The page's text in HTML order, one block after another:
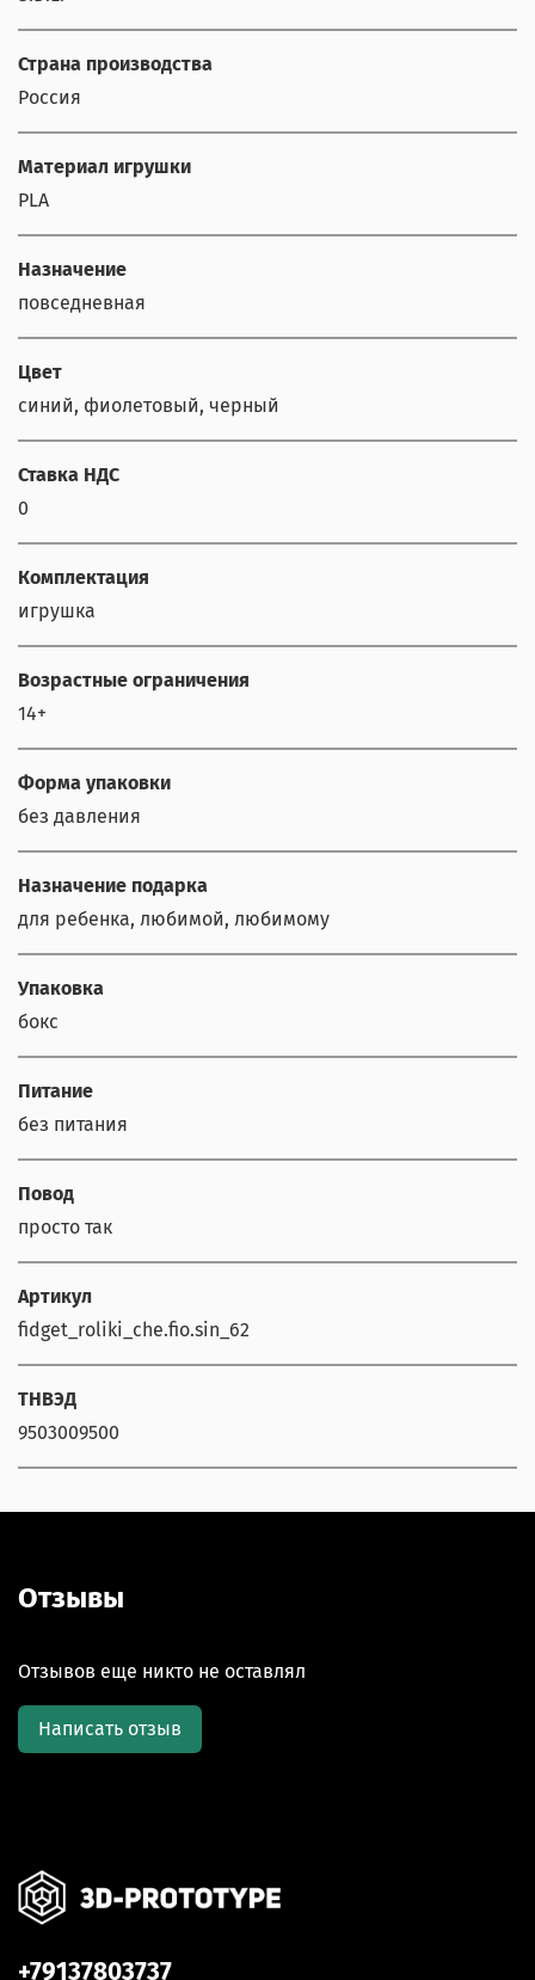
Страна производства
Россия
Материал игрушки
PLA
Назначение
повседневная
Цвет
синий, фиолетовый, черный
Ставка НДС
0
Комплектация
игрушка
Возрастные ограничения
14+
Форма упаковки
без давления
Назначение подарка
для ребенка, любимой, любимому
Упаковка
бокс
Питание
без питания
Повод
просто так
Артикул
fidget_roliki_che.fio.sin_62
ТНВЭД
9503009500
Отзывы
Отзывов еще никто не оставлял
Написать отзыв
+79137803737